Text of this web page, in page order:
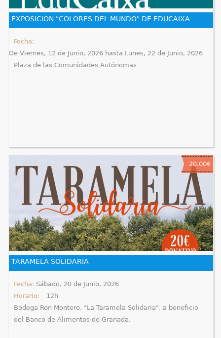
EXPOSICIÓN "COLORES DEL MUNDO" DE EDUCAIXA
Fecha:
De Viernes, 12 de Junio, 2026hasta Lunes, 22 de Junio, 2026
Plaza de las Comunidades Autónomas
20.00€
TARAMELA SOLIDARIA
Fecha: Sábado, 20 de Junio, 2026
Horario:
12h
Bodega Ron Montero, "La Taramela Solidaria", a beneficio
del Banco de Alimentos de Granada.